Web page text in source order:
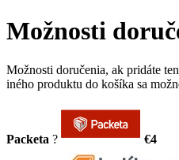
Možnosti
Možnosti doručenia, ak pridáte
iného produktu do košíka sa
Packeta ? €4